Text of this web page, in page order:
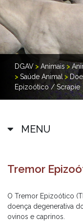
DGAV > Animais>
> Saúde Animal >
Epizoótico / Scrapie
MENU
Tremor
O Tremor Epizoótico
doença degenerativa
ovinos e caprinos.